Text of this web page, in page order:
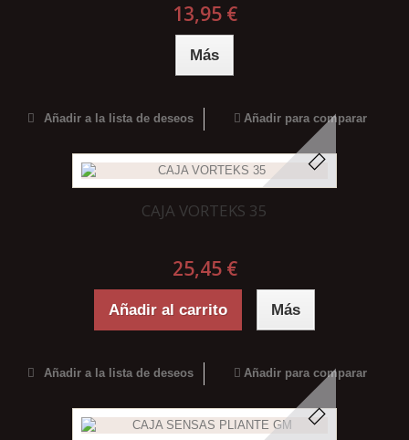
13,95 €
Más
Añadir a la lista de deseos Añadir para comparar
CAJA VORTEKS 35
25,45 €
Añadir al carrito Más
Añadir a la lista de deseos Añadir para comparar